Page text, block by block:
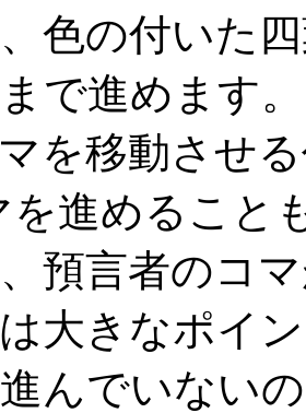
色の付いた
で進めます。
を移動させ
を進めること
預言者のコ
大きなポイ
んでいない